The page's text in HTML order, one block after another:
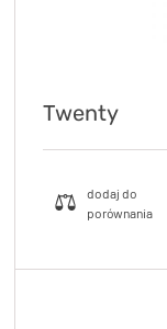
Twenty